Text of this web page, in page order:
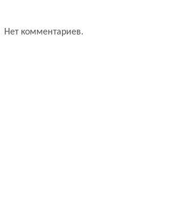
Нет комментариев.